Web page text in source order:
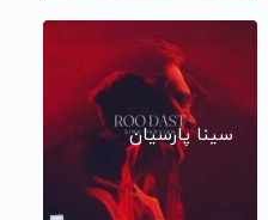
سینا پارسیان